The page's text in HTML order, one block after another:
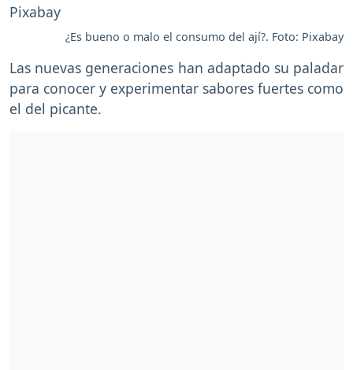
¿Es bueno o malo el consumo del ají?. Foto: Pixabay
Las nuevas generaciones han adaptado su paladar
para conocer y experimentar sabores fuertes como
el del picante.